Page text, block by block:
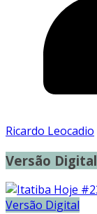
Ricardo Leocadio
Versão Digital
Versão Digital